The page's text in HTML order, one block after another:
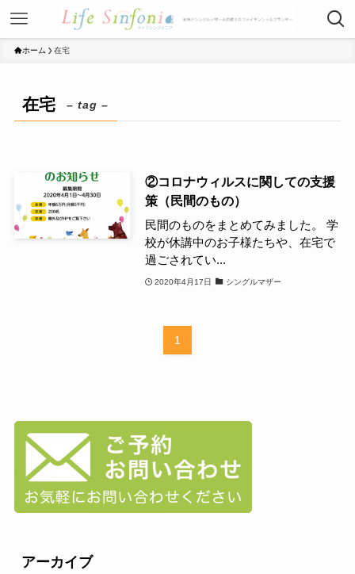
ホーム 在宅
在宅 – tag –
②コロナウィルスに関しての支援
策（民間のもの）
民間のものをまとめてみました。 学
校が休講中のお子様たちや、在宅で
過ごされてい...
2020年4月17日 シングルマザー
1
アーカイブ